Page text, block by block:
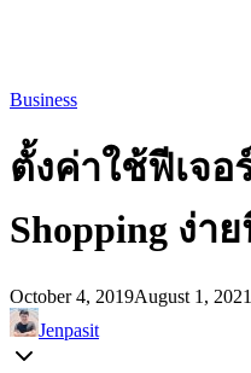
Business
ตั้งค่าใช้ฟีเจอ
Shopping ง่า
October 4, 2019August 1, 2021
Jenpasit